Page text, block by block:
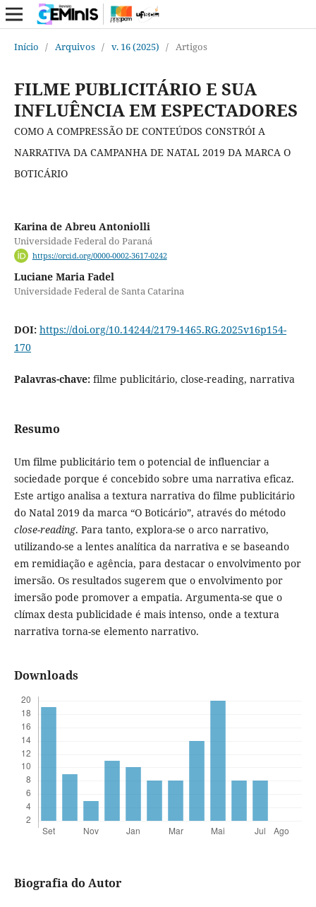
Início / Arquivos / v. 16 (2025) / Artigos
FILME PUBLICITÁRIO E SUA
INFLUÊNCIA EM ESPECTADORES
COMO A COMPRESSÃO DE CONTEÚDOS CONSTRÓI A
NARRATIVA DA CAMPANHA DE NATAL 2019 DA MARCA O
BOTICÁRIO
Karina de Abreu Antoniolli
Universidade Federal do Paraná
https://orcid.org/0000-0002-3617-0242
Luciane Maria Fadel
Universidade Federal de Santa Catarina
DOI: https://doi.org/10.14244/2179-1465.RG.2025v16p154-
170
Palavras-chave: filme publicitário, close-reading, narrativa
Resumo
Um filme publicitário tem o potencial de influenciar a
sociedade porque é concebido sobre uma narrativa eficaz.
Este artigo analisa a textura narrativa do filme publicitário
do Natal 2019 da marca “O Boticário”, através do método
close-reading. Para tanto, explora-se o arco narrativo,
utilizando-se a lentes analítica da narrativa e se baseando
em remidiação e agência, para destacar o envolvimento por
imersão. Os resultados sugerem que o envolvimento por
imersão pode promover a empatia. Argumenta-se que o
clímax desta publicidade é mais intenso, onde a textura
narrativa torna-se elemento narrativo.
Downloads
Biografia do Autor